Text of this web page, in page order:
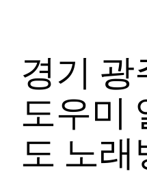
경기
도우미
도 노